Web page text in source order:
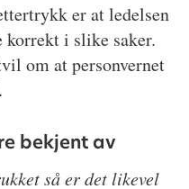
er at ledelsen
korrekt i slike saker.
om at personvernet
bekjent av
så er det likevel